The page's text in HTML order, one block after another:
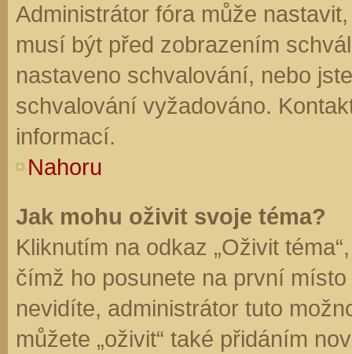
Administrátor fóra může
musí být před zobrazením
nastaveno schvalování, nebo
schvalování vyžadováno.
informací.
Nahoru
Jak mohu oživit svoje téma?
Kliknutím na odkaz „Oživit
čímž ho posunete na první
nevidíte, administrátor tuto
můžete „oživit“ také přidáním